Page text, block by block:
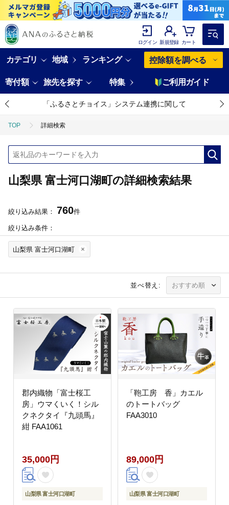
ログイン 新規登録 カート
カテゴリ 地域 ランキング 控除額を調べる
寄付額 旅先を探す 特集 ご利用ガイド
「ふるさとチョイス」システム連携に関して
TOP 詳細検索
山梨県 富士河口湖町の詳細検索結果
絞り込み結果： 760件
絞り込み条件：
山梨県 富士河口湖町
並べ替え:
郡内織物「富士桜工
房」ウマくいく！シル
クネクタイ『九頭馬』
紺 FAA1061
35,000円
山梨県 富士河口湖町
「鞄工房 香」カエル
のトートバッグ
FAA3010
89,000円
山梨県 富士河口湖町